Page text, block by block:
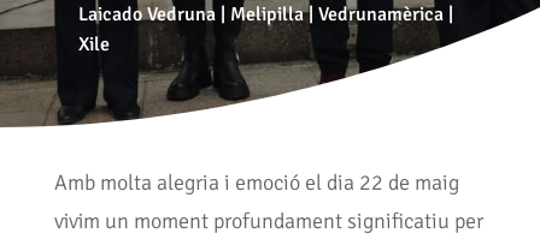
Laicado Vedruna| Melipilla| Vedrunamèrica|
Xile
Amb molta alegria i emoció el dia 22 de maig
vivim un moment profundament significatiu per